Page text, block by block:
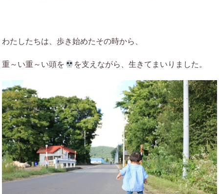
わたしたちは、歩き始めたその時から、
重～い重～い頭を を支えながら、生きてまいりました。